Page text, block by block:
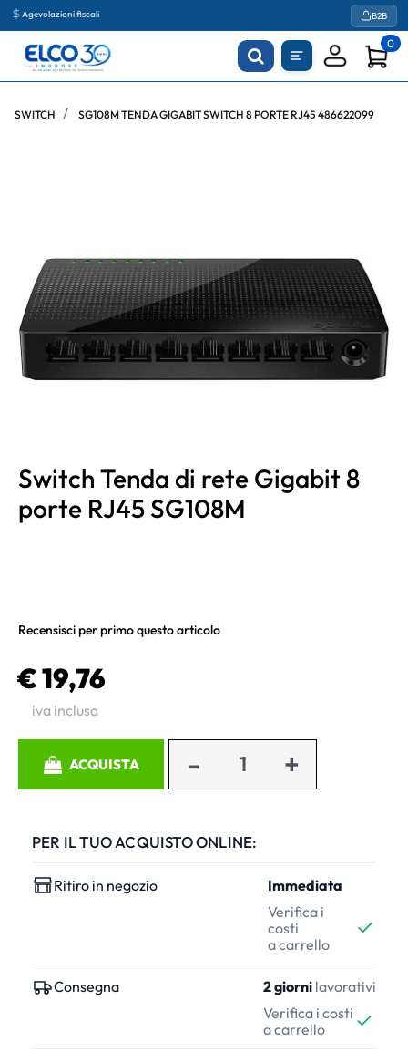
Agevolazioni fiscali B2B
0
SWITCH SG108M TENDA GIGABIT SWITCH 8 PORTE RJ45 486622099
Switch Tenda di rete Gigabit 8
porte RJ45 SG108M
Recensisci per primo questo articolo
€ 19,76
iva inclusa
ACQUISTA
PER IL TUO ACQUISTO ONLINE:
Ritiro in negozio
Immediata
Verifica i
costi
a carrello
Consegna 2 giorni lavorativi
Verifica i costi
a carrello